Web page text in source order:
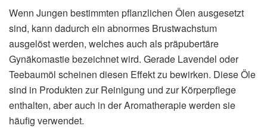
Wenn Jungen bestimmten pflanzlichen Ölen ausgesetzt
sind, kann dadurch ein abnormes Brustwachstum
ausgelöst werden, welches auch als präpubertäre
Gynäkomastie bezeichnet wird. Gerade Lavendel oder
Teebaumöl scheinen diesen Effekt zu bewirken. Diese Öle
sind in Produkten zur Reinigung und zur Körperpflege
enthalten, aber auch in der Aromatherapie werden sie
häufig verwendet.